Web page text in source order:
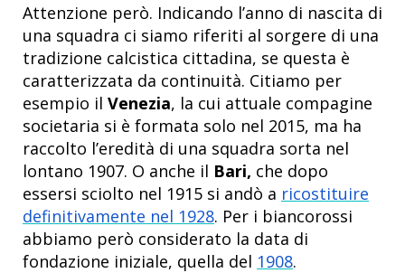
Attenzione però. Indicando l’anno di nascita di
una squadra ci siamo riferiti al sorgere di una
tradizione calcistica cittadina, se questa è
caratterizzata da continuità. Citiamo per
esempio il Venezia, la cui attuale compagine
societaria si è formata solo nel 2015, ma ha
raccolto l’eredità di una squadra sorta nel
lontano 1907. O anche il Bari, che dopo
essersi sciolto nel 1915 si andò a ricostituire
definitivamente nel 1928. Per i biancorossi
abbiamo però considerato la data di
fondazione iniziale, quella del 1908.